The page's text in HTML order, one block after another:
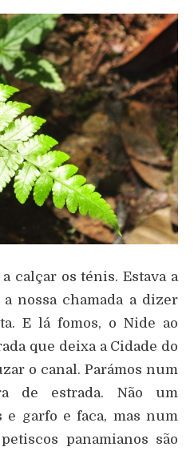
calçar os ténis. Estava a
nossa chamada a dizer
E lá fomos, o Nide ao
que deixa a Cidade do
o canal. Parámos num
de estrada. Não um
e garfo e faca, mas num
panamianos são